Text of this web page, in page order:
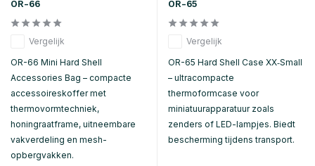
OR-66
Vergelijk
OR-66 Mini Hard Shell
Accessories Bag – compacte
accessoireskoffer met
thermovormtechniek,
honingraatframe, uitneembare
vakverdeling en mesh-
opbergvakken.
OR-65
Vergelijk
OR-65 Hard Shell Case XX‑Small
– ultracompacte
thermoformcase voor
miniatuurapparatuur zoals
zenders of LED-lampjes. Biedt
bescherming tijdens transport.